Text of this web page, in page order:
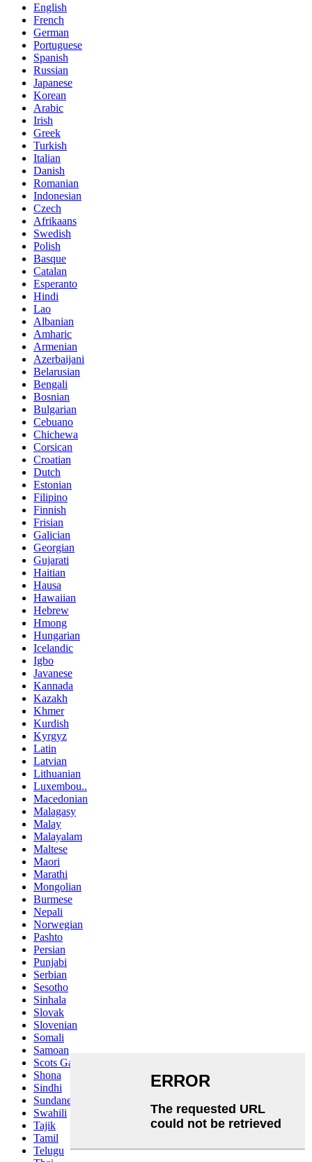
English
French
German
Portuguese
Spanish
Russian
Japanese
Korean
Arabic
Irish
Greek
Turkish
Italian
Danish
Romanian
Indonesian
Czech
Afrikaans
Swedish
Polish
Basque
Catalan
Esperanto
Hindi
Lao
Albanian
Amharic
Armenian
Azerbaijani
Belarusian
Bengali
Bosnian
Bulgarian
Cebuano
Chichewa
Corsican
Croatian
Dutch
Estonian
Filipino
Finnish
Frisian
Galician
Georgian
Gujarati
Haitian
Hausa
Hawaiian
Hebrew
Hmong
Hungarian
Icelandic
Igbo
Javanese
Kannada
Kazakh
Khmer
Kurdish
Kyrgyz
Latin
Latvian
Lithuanian
Luxembou..
Macedonian
Malagasy
Malay
Malayalam
Maltese
Maori
Marathi
Mongolian
Burmese
Nepali
Norwegian
Pashto
Persian
Punjabi
Serbian
Sesotho
Sinhala
Slovak
Slovenian
Somali
Samoan
Scots Gaelic
Shona
Sindhi
Sundanese
Swahili
Tajik
Tamil
Telugu